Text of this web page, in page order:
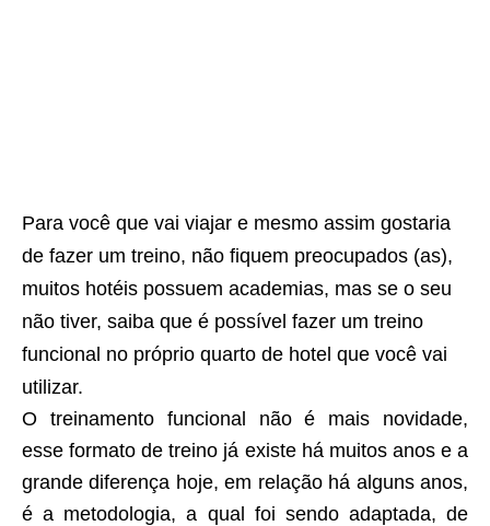
Para você que vai viajar e mesmo assim gostaria
de fazer um treino, não fiquem preocupados (as),
muitos hotéis possuem academias, mas se o seu
não tiver, saiba que é possível fazer um treino
funcional no próprio quarto de hotel que você vai
utilizar.
O treinamento funcional não é mais novidade,
esse formato de treino já existe há muitos anos e a
grande diferença hoje, em relação há alguns anos,
é a metodologia, a qual foi sendo adaptada, de